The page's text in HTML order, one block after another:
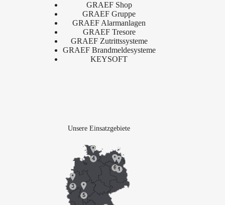
GRAEF Shop
GRAEF Gruppe
GRAEF Alarmanlagen
GRAEF Tresore
GRAEF Zutrittssysteme
GRAEF Brandmeldesysteme
KEYSOFT
Unsere Einsatzgebiete